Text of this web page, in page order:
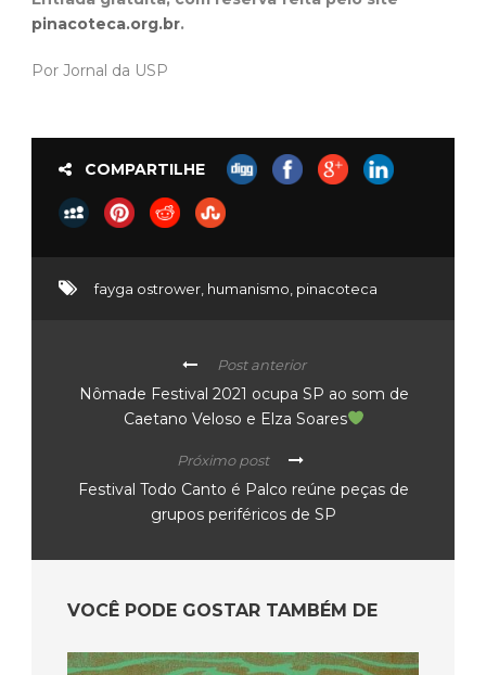
pinacoteca.org.br.
Por Jornal da USP
COMPARTILHE
fayga ostrower humanismo pinacoteca
Post anterior
Nômade Festival 2021 ocupa SP ao som de
Caetano Veloso e Elza Soares
Próximo post
Festival Todo Canto é Palco reúne peças de
grupos periféricos de SP
VOCÊ PODE GOSTAR TAMBÉM DE